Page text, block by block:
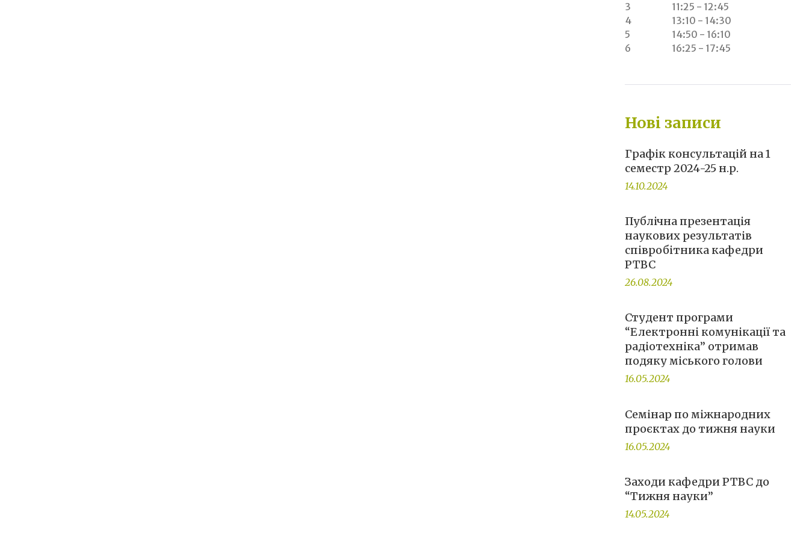
3
11:25 - 12:45
4
13:10 - 14:30
5
14:50 - 16:10
6
16:25 - 17:45
Нові записи
Графік консультацій на 1
семестр 2024-25 н.р.
14.10.2024
Публічна презентація
наукових результатів
співробітника кафедри
РТВС
26.08.2024
Студент програми
“Електронні комунікації та
радіотехніка” отримав
подяку міського голови
16.05.2024
Семінар по міжнародних
проєктах до тижня науки
16.05.2024
Заходи кафедри РТВС до
“Тижня науки”
14.05.2024